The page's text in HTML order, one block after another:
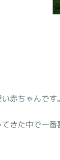
赤ちゃんです。
きた中で一